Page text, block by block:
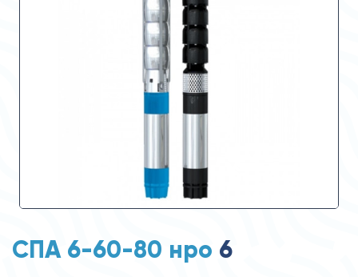
СПА 6-60-80 нро 6